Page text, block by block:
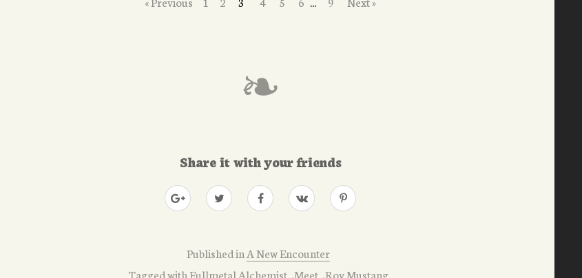
Share it with your friends
Published in A New Encounter
Tagged withFullmetal Alchemist Meet Roy Mustang